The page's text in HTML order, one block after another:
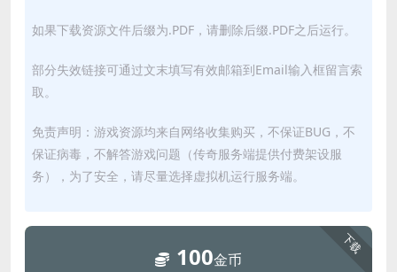
如果下载资源文件后缀为.PDF，请删除后缀.PDF之后运行。
部分失效链接可通过文末填写有效邮箱到Email输入框留言索
取。
免责声明：游戏资源均来自网络收集购买，不保证BUG，不
保证病毒，不解答游戏问题（传奇服务端提供付费架设服
务），为了安全，请尽量选择虚拟机运行服务端。
下载
100金币